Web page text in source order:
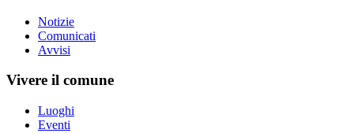
Notizie
Comunicati
Avvisi
Vivere il comune
Luoghi
Eventi